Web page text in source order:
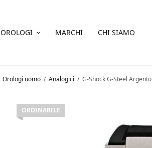
OROLOGI MARCHI CHI SIAMO
Orologi uomo / Analogici / G-Shock G-Steel Argento
ORDINABILE